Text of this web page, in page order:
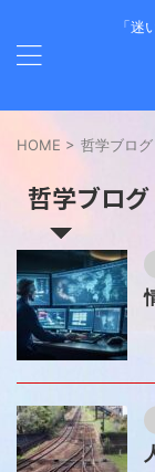
「迷
HOME > 哲学ブログ
哲学ブログ